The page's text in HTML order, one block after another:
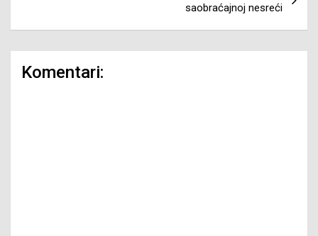
saobraćajnoj nesreći
Komentari: